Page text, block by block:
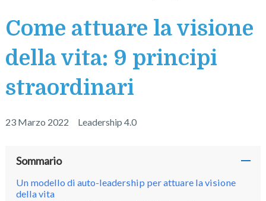
Come attuare la visione
della vita: 9 principi
straordinari
23 Marzo 2022 Leadership 4.0
Sommario
Un modello di auto-leadership per attuare la visione
della vita